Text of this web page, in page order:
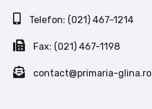
Telefon: (021) 467-1214
Fax: (021) 467-1198
contact@primaria-glina.ro